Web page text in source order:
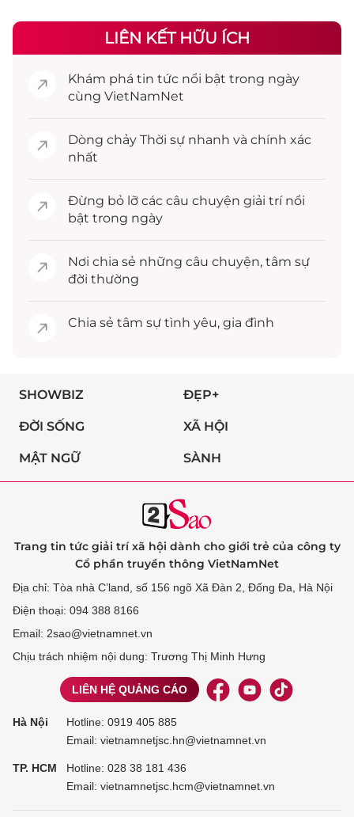
LIÊN KẾT HỮU ÍCH
Khám phá tin tức nổi bật trong ngày
cùng VietNamNet
Dòng chảy Thời sự nhanh và chính xác
nhất
Đừng bỏ lỡ các câu chuyện giải trínổi
bật trong ngày
Nơi chia sẻ những câu chuyện, tâm sự
đời thường
Chia sẻ tâm sự tình yêu, gia đình
SHOWBIZ ĐẸP+
ĐỜI SỐNG XÃ HỘI
MẬT NGỮ SÀNH
Trang tin tức giải trí xã hội dành cho giới trẻ của công ty
Cổ phần truyền thông VietNamNet
Địa chỉ: Tòa nhà C’land, số 156 ngõ Xã Đàn 2, Đống Đa, Hà Nội
Điện thoại: 094 388 8166
Email: 2sao@vietnamnet.vn
Chịu trách nhiệm nội dung: Trương Thị Minh Hưng
LIÊN HỆ QUẢNG CÁO
Hà Nội Hotline: 0919 405 885
Email: vietnamnetjsc.hn@vietnamnet.vn
TP. HCM Hotline: 028 38 181 436
Email: vietnamnetjsc.hcm@vietnamnet.vn